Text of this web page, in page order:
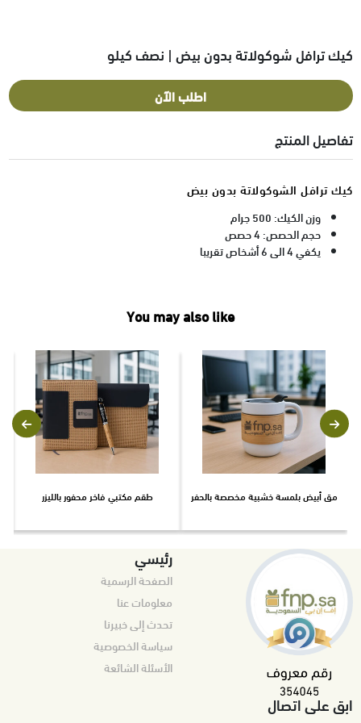
كيك ترافل شوكولاتة بدون بيض | نصف كيلو
اطلب الآن
تفاصيل المنتج
كيك ترافل الشوكولاتة بدون بيض
وزن الكيك: 500 جرام
حجم الحصص: 4 حصص
يكفي 4 الى 6 أشخاص تقريبا
You may also like
مق أبيض بلمسة خشبية مخصصة بالحفر طقم مكتبي فاخر محفور بالليزر
رئيسي
الصفحة الرسمية
معلومات عنا
تحدث إلى خبيرنا
سياسة الخصوصية
الأسئلة الشائعة
ابق على اتصال